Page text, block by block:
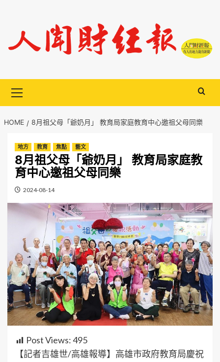
content
Menu
HOME 8月祖父母「爺奶月」 教育局家庭教育中心邀祖父母同樂
地方 教育 焦點 藝文
8月祖父母「爺奶月」 教育局家庭教
育中心邀祖父母同樂
2024-08-14
Post Views:495
【記者吉雄世/高雄報導】高雄市政府教育局慶祝